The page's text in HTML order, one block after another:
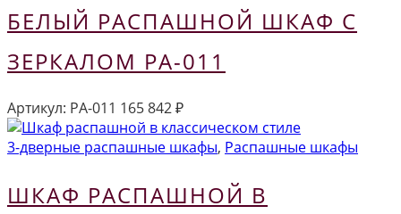
БЕЛЫЙ РАСПАШНОЙ ШКАФ С
ЗЕРКАЛОМ РА-011
Артикул: РА-011 165 842₽
3-дверные распашные шкафы, Распашные шкафы
ШКАФ РАСПАШНОЙ В